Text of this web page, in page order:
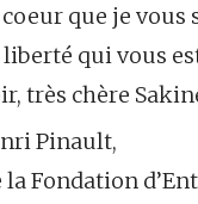
coeur que je vous
qui vous
très chère
Pinault,
Fondation